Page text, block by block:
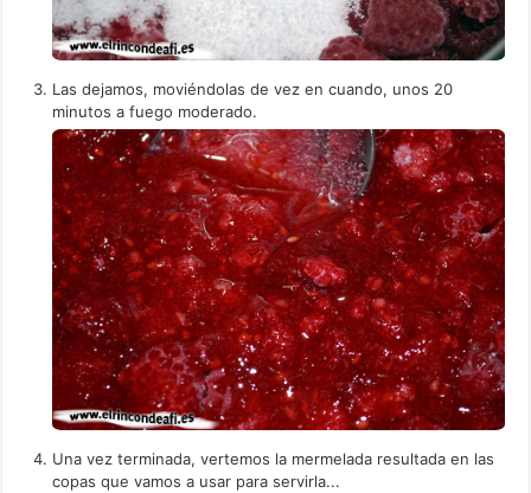
Las dejamos, moviéndolas de vez en cuando, unos 20
minutos a fuego moderado.
Una vez terminada, vertemos la mermelada resultada en las
copas que vamos a usar para servirla...